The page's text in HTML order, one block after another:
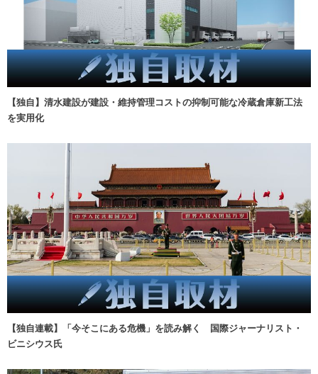
【独自】清水建設が建設・維持管理コストの抑制可能な冷蔵倉庫新工法
を実用化
【独自連載】「今そこにある危機」を読み解く 国際ジャーナリスト・
ビニシウス氏